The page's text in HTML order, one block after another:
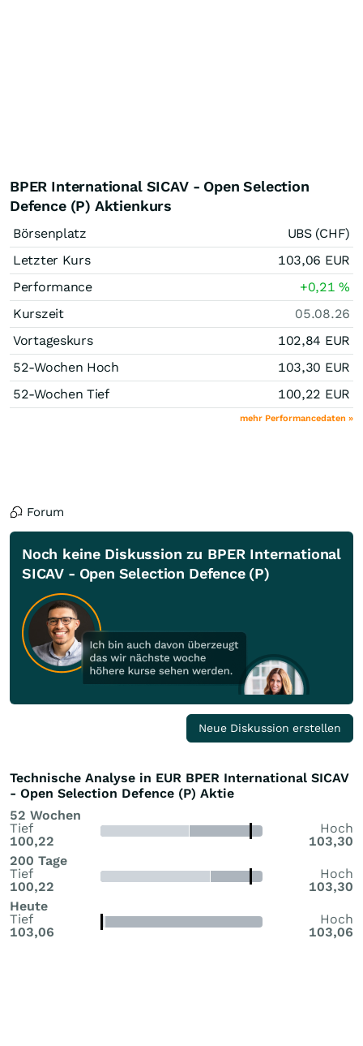
BPER International SICAV - Open Selection
Defence (P) Aktienkurs
Börsenplatz
UBS (CHF)
Letzter Kurs
103,06 EUR
Performance
+0,21%
Kurszeit
05.08.26
Vortageskurs
102,84 EUR
52-Wochen Hoch
103,30 EUR
52-Wochen Tief
100,22 EUR
mehr Performancedaten »
Forum
Noch keine Diskussion zu BPER International
SICAV - Open Selection Defence (P)
Neue Diskussion erstellen
Technische Analyse in EUR BPER International SICAV
- Open Selection Defence (P) Aktie
52 Wochen
Tief
100,22
Hoch
103,30
200 Tage
Tief
100,22
Hoch
103,30
Heute
Tief
103,06
Hoch
103,06